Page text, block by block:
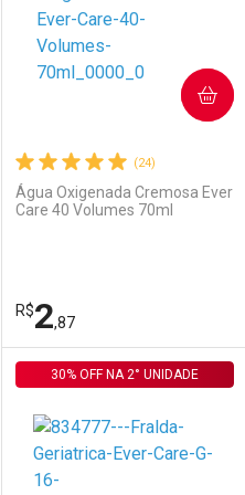
Comprar sem Desconto
Por R$ 3,19/cada
Por R$ 3,19/cada
(24)
Água Oxigenada Cremosa Ever
Care 40 Volumes 70ml
R$2,87
COMPRAR
Laboratório
Por Menos
30% OFF NA 2° UNIDADE